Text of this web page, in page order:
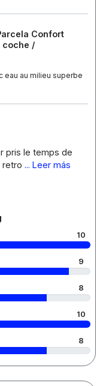
Confort
coche /
eau au milieu superbe
pris le temps de
retro ... Leer más
10
9
8
10
8